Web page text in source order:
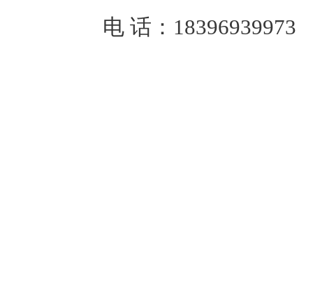
电 话： 18396939973